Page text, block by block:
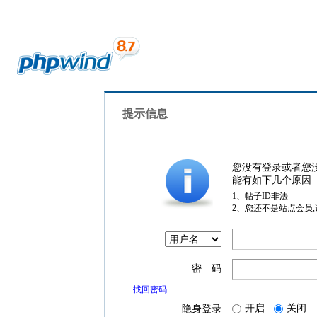
提示信息
您没有登录或者您
能有如下几个原因
1、帖子ID非法
2、您还不是站点会员
密 码
找回密码
隐身登录 开启 关闭